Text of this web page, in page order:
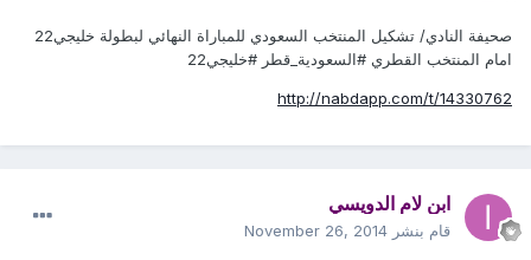
صحيفة النادي/ تشكيل المنتخب السعودي للمباراة النهائي لبطولة خليجي22
امام المنتخب القطري #السعودية_قطر #خليجي22
http://nabdapp.com/t/14330762
ابن لام الدويسي
قام بنشر November 26, 2014